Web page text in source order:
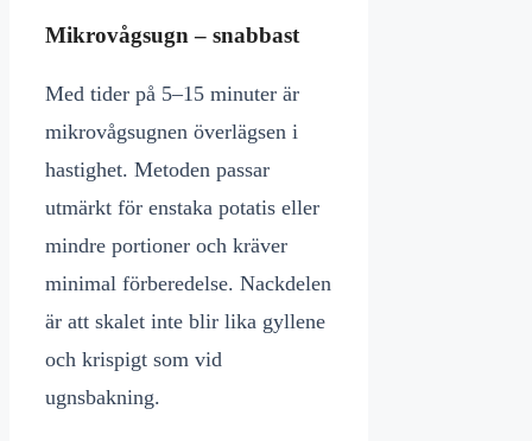
Mikrovågsugn – snabbast
Med tider på 5–15 minuter är
mikrovågsugnen överlägsen i
hastighet. Metoden passar
utmärkt för enstaka potatis eller
mindre portioner och kräver
minimal förberedelse. Nackdelen
är att skalet inte blir lika gyllene
och krispigt som vid
ugnsbakning.